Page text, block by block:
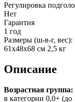
Регулировка
Нет
Гарантия
1 год
Размеры (ш-в-г, вес):
61х48х68 см 2,5 кг
Описание
Возрастная группа:
в категории 0,0+